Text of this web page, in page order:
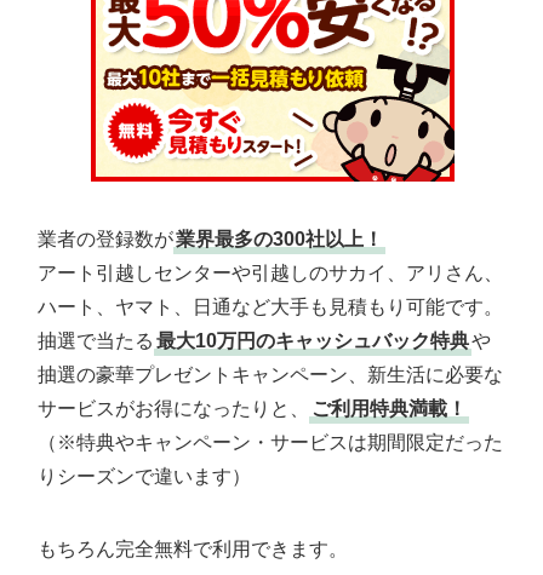
業者の登録数が業界最多の300社以上！
アート引越しセンターや引越しのサカイ、アリさん、
ハート、ヤマト、日通など大手も見積もり可能です。
抽選で当たる 最大10万円のキャッシュバック特典や
抽選の豪華プレゼントキャンペーン、新生活に必要な
サービスがお得になったりと、
ご利用特典満載！
（※特典やキャンペーン・サービスは期間限定だった
りシーズンで違います）
もちろん完全無料で利用できます。